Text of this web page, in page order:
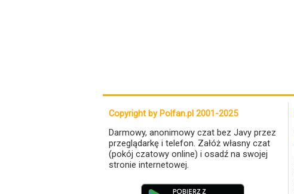
Copyright by Polfan.pl 2001-2025
Darmowy, anonimowy czat bez Javy przez
przeglądarkę i telefon. Załóż własny czat
(pokój czatowy online) i osadź na swojej
stronie internetowej.